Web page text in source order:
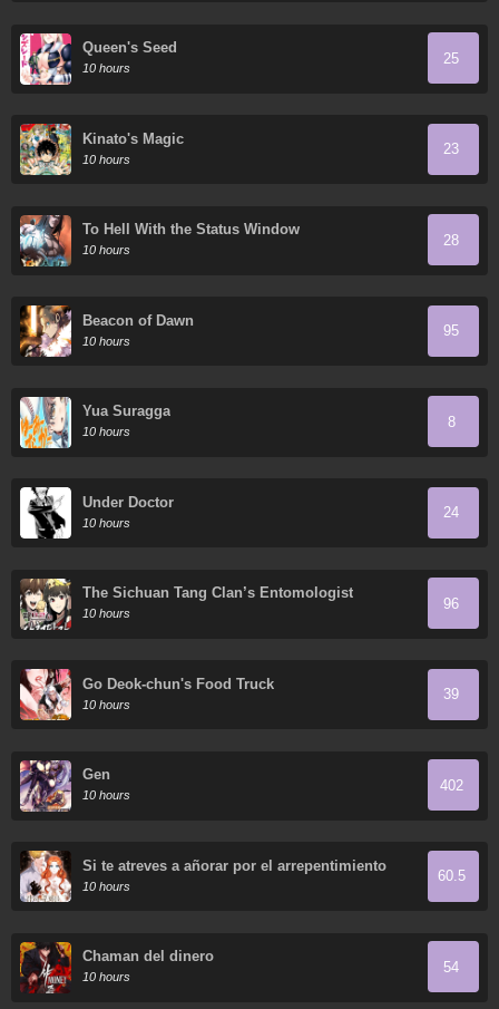
Queen's Seed
10 hours
25
Kinato's Magic
10 hours
23
To Hell With the Status Window
10 hours
28
Beacon of Dawn
10 hours
95
Yua Suragga
10 hours
8
Under Doctor
10 hours
24
The Sichuan Tang Clan’s Entomologist
10 hours
96
Go Deok-chun's Food Truck
10 hours
39
Gen
10 hours
402
Si te atreves a añorar por el arrepentimiento
10 hours
60.5
Chaman del dinero
10 hours
54